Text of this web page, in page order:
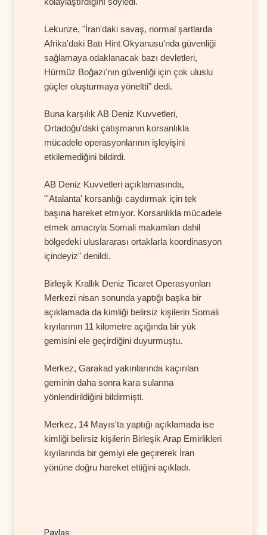
Lekunze, "İran'daki savaş, normal şartlarda
Afrika'daki Batı Hint Okyanusu'nda güvenliği
sağlamaya odaklanacak bazı devletleri,
Hürmüz Boğazı'nın güvenliği için çok uluslu
güçler oluşturmaya yöneltti" dedi.
Buna karşılık AB Deniz Kuvvetleri,
Ortadoğu'daki çatışmanın korsanlıkla
mücadele operasyonlarının işleyişini
etkilemediğini bildirdi.
AB Deniz Kuvvetleri açıklamasında,
"'Atalanta' korsanlığı caydırmak için tek
başına hareket etmiyor. Korsanlıkla mücadele
etmek amacıyla Somali makamları dahil
bölgedeki uluslararası ortaklarla koordinasyon
içindeyiz" denildi.
Birleşik Krallık Deniz Ticaret Operasyonları
Merkezi nisan sonunda yaptığı başka bir
açıklamada da kimliği belirsiz kişilerin Somali
kıyılarının 11 kilometre açığında bir yük
gemisini ele geçirdiğini duyurmuştu.
Merkez, Garakad yakınlarında kaçırılan
geminin daha sonra kara sularına
yönlendirildiğini bildirmişti.
Merkez, 14 Mayıs'ta yaptığı açıklamada ise
kimliği belirsiz kişilerin Birleşik Arap Emirlikleri
kıyılarında bir gemiyi ele geçirerek İran
yönüne doğru hareket ettiğini açıkladı.
Paylaş: